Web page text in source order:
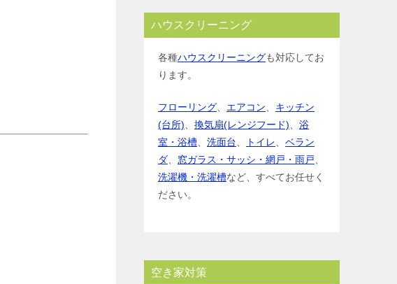
ハウスクリーニング
各種ハウスクリーニングも対応してお
ります。
フローリング エアコン
キッチン
(台所)
換気扇(レンジフード)
浴
室・浴槽
洗面台 トイレ
ベラン
ダ
窓ガラス・サッシ・網戸・雨戸
洗濯機・洗濯槽など、すべてお任せく
ださい。
空き家対策